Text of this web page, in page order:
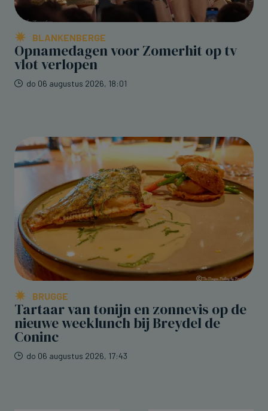
BLANKENBERGE
Opnamedagen voor Zomerhit op tv
vlot verlopen
do 06 augustus 2026, 18:01
BRUGGE
Tartaar van tonijn en zonnevis op de
nieuwe weeklunch bij Breydel de
Coninc
do 06 augustus 2026, 17:43